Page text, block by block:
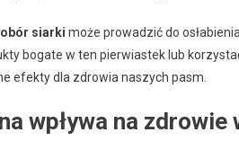
siarki może prowadzić do
bogate w ten pierwiastek lub
efekty dla zdrowia naszych pasm.
wpływa na zdrowie